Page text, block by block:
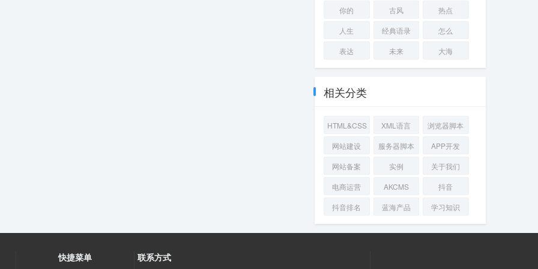
你的 古风
热点
人生
经典语录
怎么
表达
未来 大海
相关分类
HTML&CSS XML语言
浏览器脚本
网站建设
服务器脚本
APP开发
网站备案
实例
关于我们
电商运营
AKCMS
抖音
抖音排名
蓝海产品 学习知识
快捷菜单 联系方式